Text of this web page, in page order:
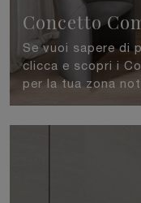
Concetto
Se vuoi sapere di
clicca e scopri i
per la tua zona